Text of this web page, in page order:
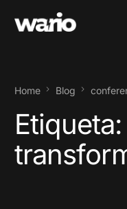
Home Blog
Etiqueta: